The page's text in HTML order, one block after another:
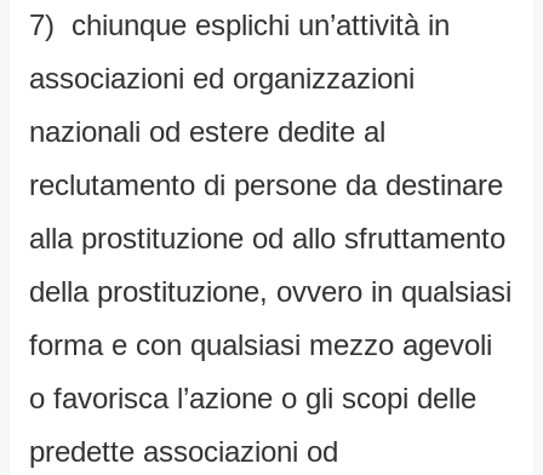
7) chiunque esplichi un’attività in
associazioni ed organizzazioni
nazionali od estere dedite al
reclutamento di persone da destinare
alla prostituzione od allo sfruttamento
della prostituzione, ovvero in qualsiasi
forma e con qualsiasi mezzo agevoli
o favorisca l’azione o gli scopi delle
predette associazioni od